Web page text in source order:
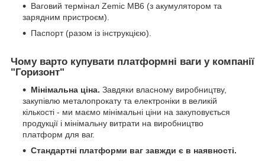
Ваговий термінал Zemic MB6 (з акумулятором та
зарядним пристроєм).
Паспорт (разом із інструкцією).
Чому варто купувати платформні ваги у компанії
"Горизонт"
Мінімальна ціна. Завдяки власному виробництву,
закупівлю металопрокату та електроніки в великій
кількості - ми маємо мінімальні ціни на закуповується
продукції і мінімальну витрати на виробництво
платформ для ваг.
Стандартні платформи ваг завжди є в наявності.